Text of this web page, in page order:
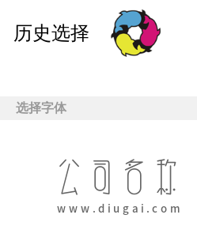
历史选择
选择字体